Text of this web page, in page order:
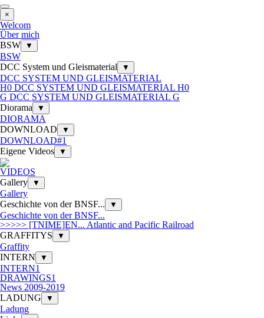
×
Welcom
Über mich
BSW
▼
BSW
DCC System und Gleismaterial
▼
DCC SYSTEM UND GLEISMATERIAL
H0 DCC SYSTEM UND GLEISMATERIAL H0
G DCC SYSTEM UND GLEISMATERIAL G
Diorama
▼
DIORAMA
DOWNLOAD
▼
DOWNLOAD#1
Eigene Videos
▼
VIDEOS
Gallery
▼
Gallery
Geschichte von der BNSF...
▼
Geschichte von der BNSF...
>>>>> [TNIME]EN... Atlantic and Pacific Railroad
GRAFFITYS
▼
Graffity
INTERN
▼
INTERN1
DRAWINGS1
News 2009-2019
LADUNG
▼
Ladung